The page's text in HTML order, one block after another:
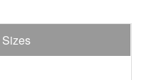
Sizes